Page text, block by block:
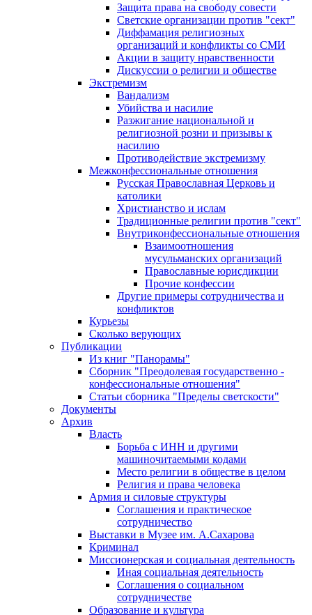
Защита права на свободу совести
Светские организации против "сект"
Диффамация религиозных
организаций и конфликты со СМИ
Акции в защиту нравственности
Дискуссии о религии и обществе
Экстремизм
Вандализм
Убийства и насилие
Разжигание национальной и
религиозной розни и призывы к
насилию
Противодействие экстремизму
Межконфессиональные отношения
Русская Православная Церковь и
католики
Христианство и ислам
Традиционные религии против "сект"
Внутриконфессиональные отношения
Взаимоотношения
мусульманских организаций
Православные юрисдикции
Прочие конфессии
Другие примеры сотрудничества и
конфликтов
Курьезы
Сколько верующих
Публикации
Из книг "Панорамы"
Сборник "Преодолевая государственно -
конфессиональные отношения"
Статьи сборника "Пределы светскости"
Документы
Архив
Власть
Борьба с ИНН и другими
машиночитаемыми кодами
Место религии в обществе в целом
Религия и права человека
Армия и силовые структуры
Соглашения и практическое
сотрудничество
Выставки в Музее им. А.Сахарова
Криминал
Миссионерская и социальная деятельность
Иная социальная деятельность
Соглашения о социальном
сотрудничестве
Образование и культура